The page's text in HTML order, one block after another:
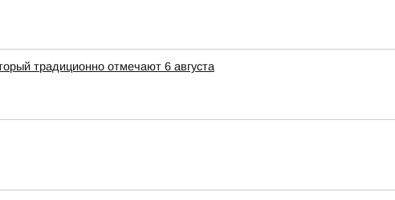
традиционно отмечают 6 августа